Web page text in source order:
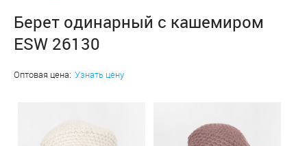
Берет одинарный с кашемиром
ESW 26130
Оптовая цена: Узнать цену